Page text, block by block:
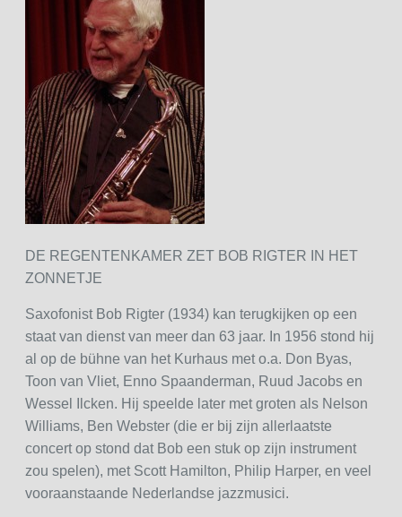
DE REGENTENKAMER ZET BOB RIGTER IN HET
ZONNETJE
Saxofonist Bob Rigter (1934) kan terugkijken op een
staat van dienst van meer dan 63 jaar. In 1956 stond hij
al op de bühne van het Kurhaus met o.a. Don Byas,
Toon van Vliet, Enno Spaanderman, Ruud Jacobs en
Wessel Ilcken. Hij speelde later met groten als Nelson
Williams, Ben Webster (die er bij zijn allerlaatste
concert op stond dat Bob een stuk op zijn instrument
zou spelen), met Scott Hamilton, Philip Harper, en veel
vooraanstaande Nederlandse jazzmusici.